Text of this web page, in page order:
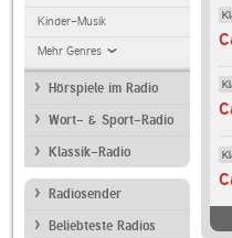
Kinder-Musik
Mehr Genres
Hörspiele im Radio
Wort- & Sport-Radio
Klassik-Radio
Radiosender
Beliebteste Radios